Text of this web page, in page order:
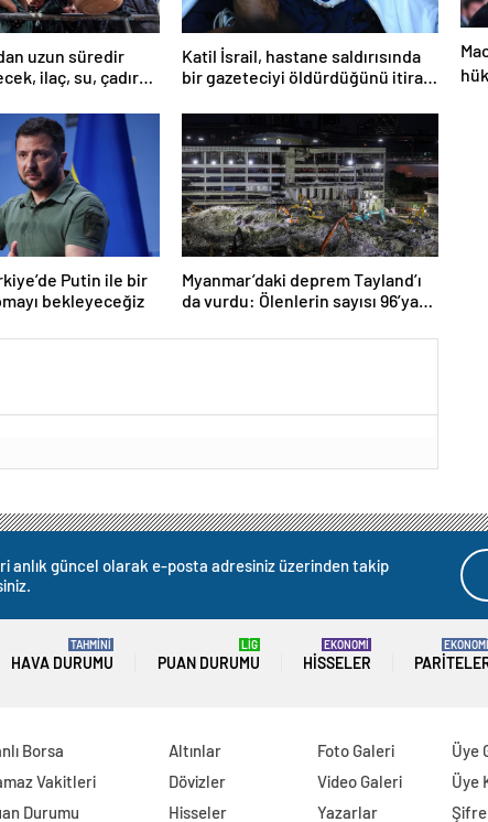
uzun süredir
ilaç, su, çadır
Katil İsrail, hastane saldırısında
bir gazeteciyi öldürdüğünü itiraf
Putin ile bir
bekleyeceğiz
Myanmar’daki deprem Tayland’ı
da vurdu: Ölenlerin sayısı 96’ya
anlık güncel olarak e-posta adresiniz üzerinden takip
HAVA DURUMU
TAHMİNİ
PUAN DURUMU
LİG
HISSELER
EKONOMİ EKONOMİ
Borsa
Vakitleri
Durumu
Altınlar
Dövizler
Hisseler
Foto Galeri
Video Galeri
Yazarlar
Üye
Üye